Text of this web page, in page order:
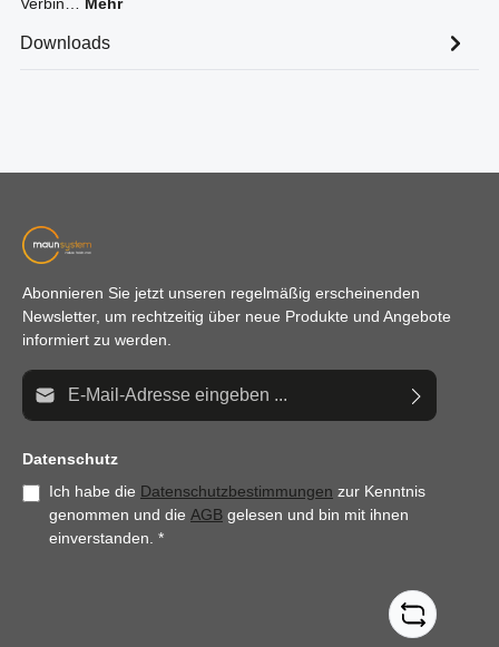
Verbin… Mehr
Downloads
Abonnieren Sie jetzt unseren regelmäßig erscheinenden
Newsletter, um rechtzeitig über neue Produkte und Angebote
informiert zu werden.
E-Mail-Adresse*
Datenschutz
Ich habe die Datenschutzbestimmungen zur Kenntnis
genommen und die AGB gelesen und bin mit ihnen
einverstanden. *